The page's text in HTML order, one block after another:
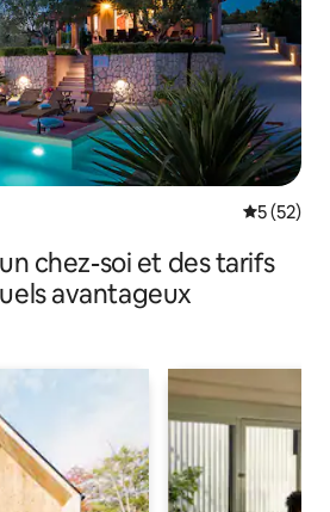
5 (52)
chez-soi et des tarifs
avantageux